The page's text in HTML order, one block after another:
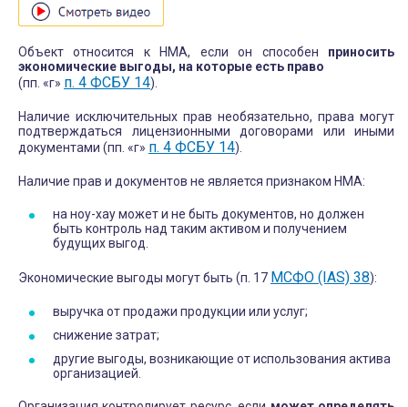
Объект относится к НМА, если он способен приносить
экономические выгоды, на которые есть право
(пп. «г» п. 4 ФСБУ 14).
Наличие исключительных прав необязательно, права могут
подтверждаться лицензионными договорами или иными
документами (пп. «г» п. 4 ФСБУ 14).
Наличие прав и документов не является признаком НМА:
на ноу-хау может и не быть документов, но должен
быть контроль над таким активом и получением
будущих выгод.
Экономические выгоды могут быть (п. 17 МСФО (IAS) 38):
выручка от продажи продукции или услуг;
снижение затрат;
другие выгоды, возникающие от использования актива
организацией.